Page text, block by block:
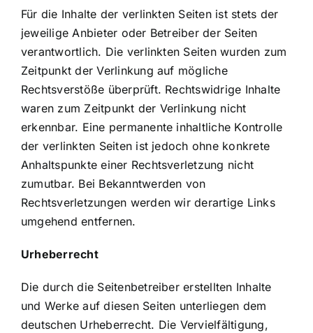
Für die Inhalte der verlinkten Seiten ist stets der
jeweilige Anbieter oder Betreiber der Seiten
verantwortlich. Die verlinkten Seiten wurden zum
Zeitpunkt der Verlinkung auf mögliche
Rechtsverstöße überprüft. Rechtswidrige Inhalte
waren zum Zeitpunkt der Verlinkung nicht
erkennbar. Eine permanente inhaltliche Kontrolle
der verlinkten Seiten ist jedoch ohne konkrete
Anhaltspunkte einer Rechtsverletzung nicht
zumutbar. Bei Bekanntwerden von
Rechtsverletzungen werden wir derartige Links
umgehend entfernen.
Urheberrecht
Die durch die Seitenbetreiber erstellten Inhalte
und Werke auf diesen Seiten unterliegen dem
deutschen Urheberrecht. Die Vervielfältigung,